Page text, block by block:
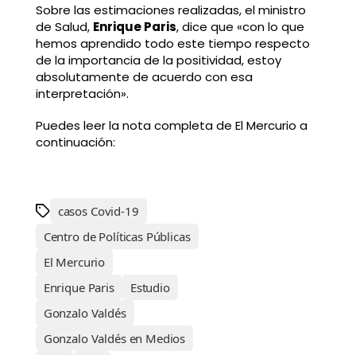
Sobre las estimaciones realizadas, el ministro
de Salud, Enrique Paris, dice que «con lo que
hemos aprendido todo este tiempo respecto
de la importancia de la positividad, estoy
absolutamente de acuerdo con esa
interpretación».
Puedes leer la nota completa de El Mercurio a
continuación:
casos Covid-19
Centro de Políticas Públicas
El Mercurio
Enrique Paris
Estudio
Gonzalo Valdés
Gonzalo Valdés en Medios